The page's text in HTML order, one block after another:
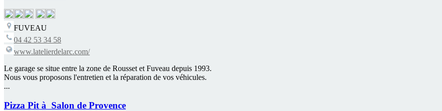
FUVEAU
04 42 53 34 58
www.latelierdelarc.com/
Le garage se situe entre la zone de Rousset et Fuveau depuis 1993.
Nous vous proposons l'entretien et la réparation de vos véhicules.
...
Pizza Pit à Salon de Provence